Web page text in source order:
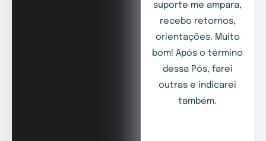
suporte me ampara,
recebo retornos,
orientações. Muito
bom! Após o término
dessa Pós, farei
outras e indicarei
também.